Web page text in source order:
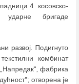
4. косовско-
ударне бригаде
развој. Подигнуто
комбинат
фабрика
отворена је